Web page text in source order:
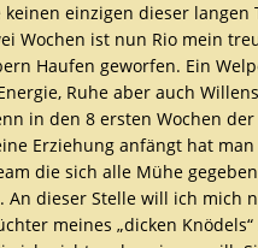
einzigen dieser langen
Wochen ist nun Rio mein
Haufen geworfen. Ein
Ruhe aber auch
in den 8 ersten Wochen
Erziehung anfängt hat man
die sich alle Mühe
An dieser Stelle will ich mich
meines „dicken